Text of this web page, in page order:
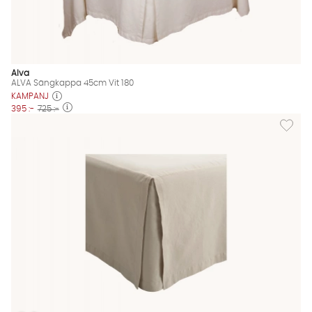
Alva
ALVA Sängkappa 45cm Vit 180
KAMPANJ
395 :- 725 :-
Lägg